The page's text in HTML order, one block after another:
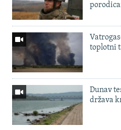
toplotni
Dunav
država